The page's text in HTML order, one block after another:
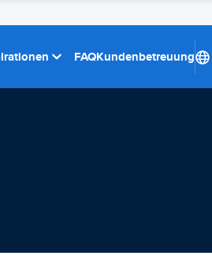
FAQKundenbetreuung